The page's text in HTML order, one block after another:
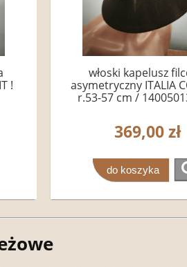
!
włoski kapelusz
asymetryczny ITALIA
r.53-57 cm /
369,00 zł
do koszyka